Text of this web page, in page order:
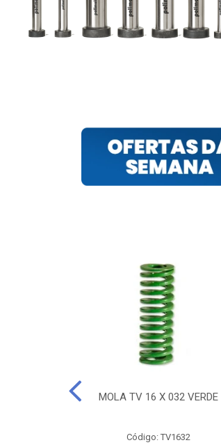
MOLA TV 16 X 032 VERDE
Código: TV1632